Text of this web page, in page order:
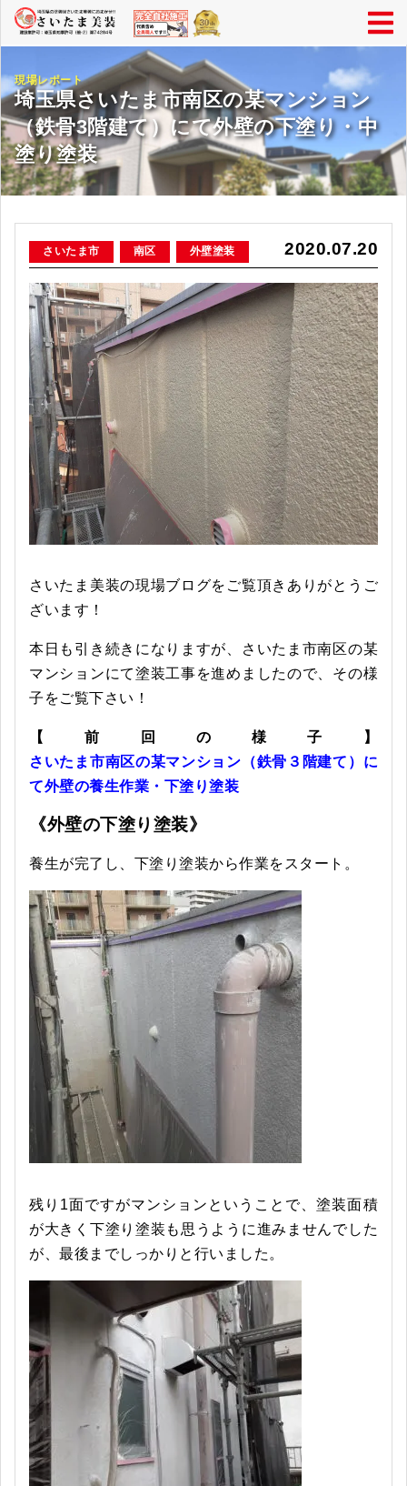
現場レポート
埼玉県さいたま市南区の某マンション
（鉄骨3階建て）にて外壁の下塗り・中
塗り塗装
2020.07.20
さいたま市 南区 外壁塗装
さいたま美装の現場ブログをご覧頂きありがとうご
ざいます！
本日も引き続きになりますが、さいたま市南区の某
マンションにて塗装工事を進めましたので、その様
子をご覧下さい！
【前回の様子】
さいたま市南区の某マンション（鉄骨３階建て）に
て外壁の養生作業・下塗り塗装
《外壁の下塗り塗装》
養生が完了し、下塗り塗装から作業をスタート。
残り1面ですがマンションということで、塗装面積
が大きく下塗り塗装も思うように進みませんでした
が、最後までしっかりと行いました。